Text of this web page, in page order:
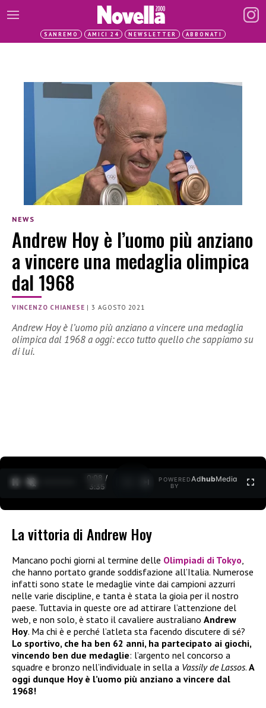
SANREMO AMICI 24 NEWSLETTER ABBONATI
NEWS
Andrew Hoy è l’uomo più anziano
a vincere una medaglia olimpica
dal 1968
VINCENZO CHIANESE |3 AGOSTO 2021
Andrew Hoy è l’uomo più anziano a vincere una medaglia
olimpica dal 1968 a oggi: ecco tutto quello che sappiamo su
di lui.
0:09 /
3:35
POWERED
BY
AdhubMedia
La vittoria di Andrew Hoy
Mancano pochi giorni al termine delle Olimpiadi di Tokyo,
che hanno portato grande soddisfazione all’Italia. Numerose
infatti sono state le medaglie vinte dai campioni azzurri
nelle varie discipline, e tanta è stata la gioia per il nostro
paese. Tuttavia in queste ore ad attirare l’attenzione del
web, e non solo, è stato il cavaliere australiano Andrew
Hoy. Ma chi è e perché l’atleta sta facendo discutere di sé?
Lo sportivo, che ha ben 62 anni, ha partecipato ai giochi,
vincendo ben due medaglie: l’argento nel concorso a
squadre e bronzo nell’individuale in sella a Vassily de Lassos. A
oggi dunque Hoy è l’uomo più anziano a vincere dal
1968!